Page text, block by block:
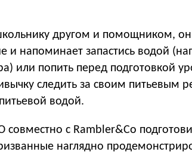
другом и помощником, он
и напоминает запастись водой
или попить перед подготовкой
следить за своим питьевым
водой.
совместно с Rambler&Co
наглядно